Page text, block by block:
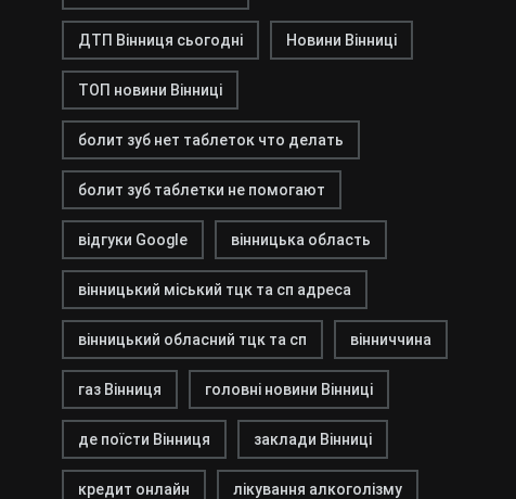
ДТП Вінниця сьогодні Новини Вінниці
ТОП новини Вінниці
болит зуб нет таблеток что делать
болит зуб таблетки не помогают
відгуки Google вінницька область
вінницький міський тцк та сп адреса
вінницький обласний тцк та сп вінниччина
газ Вінниця головні новини Вінниці
де поїсти Вінниця заклади Вінниці
кредит онлайн лікування алкоголізму